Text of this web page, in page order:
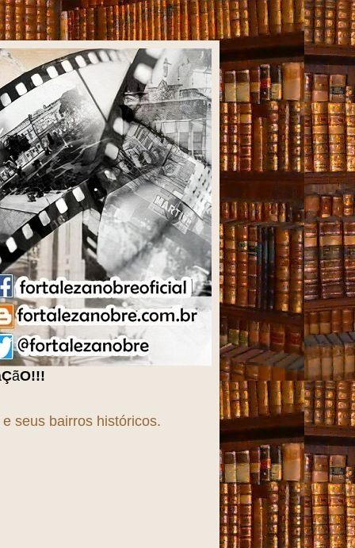
seus bairros históricos.